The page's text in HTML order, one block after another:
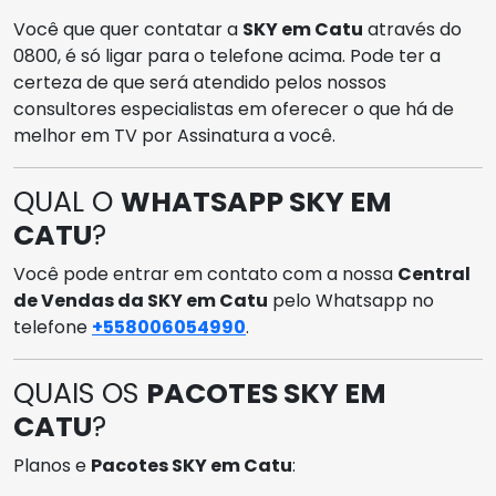
Você que quer contatar a SKY em Catu através do
0800, é só ligar para o telefone acima. Pode ter a
certeza de que será atendido pelos nossos
consultores especialistas em oferecer o que há de
melhor em TV por Assinatura a você.
QUAL O WHATSAPP SKY EM
CATU?
Você pode entrar em contato com a nossa Central
de Vendas da SKY em Catu pelo Whatsapp no
telefone +558006054990.
QUAIS OS PACOTES SKY EM
CATU?
Planos e Pacotes SKY em Catu: